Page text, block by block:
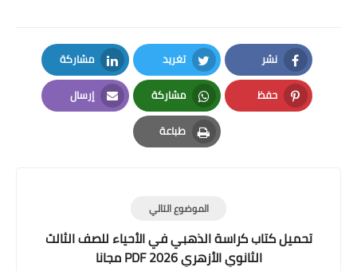
نشر
Facebook
تغريد
Twitter
مشاركة
LinkedIn
حفظ
Pinterest
مشاركة
Whatsapp
إرسال
Email
طباعة
Print
الموضوع التالي
تحميل كتاب كراسة الذهبي في الأحياء للصف الثالث
الثانوي الأزهري 2026 PDF مجانا